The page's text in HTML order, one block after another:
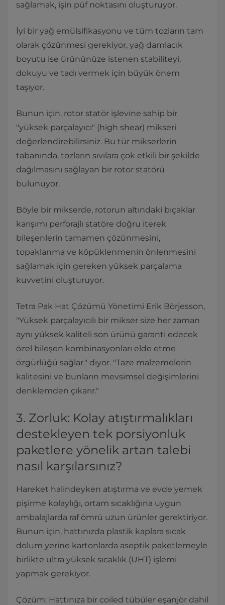
sağlamak, işin püf noktasını oluşturuyor.
İyi bir yağ emülsifikasyonu ve tüm tozların tam
olarak çözünmesi gerekiyor, yağ damlacık
boyutu ise ürününüze istenen stabiliteyi,
dokuyu ve tadı vermek için büyük önem
taşıyor.
Bunun için, rotor statör işlevine sahip bir
"yüksek parçalayıcı" (high shear) mikseri
değerlendirebilirsiniz. Bu tür mikserlerin
tabanında, tozların sıvılara çok etkili bir şekilde
dağılmasını sağlayan bir rotor statörü
bulunuyor.
Böyle bir mikserde, rotorun altındaki bıçaklar
karışımı perforajlı statöre doğru iterek
bileşenlerin tamamen çözünmesini,
topaklanma ve köpüklenmenin önlenmesini
sağlamak için gereken yüksek parçalama
kuvvetini oluşturuyor.
Tetra Pak Hat Çözümü Yönetimi Erik Börjesson,
"Yüksek parçalayıcılı bir mikser size her zaman
aynı yüksek kaliteli son ürünü garanti edecek
özel bileşen kombinasyonları elde etme
özgürlüğü sağlar." diyor. "Taze malzemelerin
kalitesini ve bunların mevsimsel değişimlerini
denklemden çıkarır."
3. Zorluk: Kolay atıştırmalıkları
destekleyen tek porsiyonluk
paketlere yönelik artan talebi
nasıl karşılarsınız?
Hareket halindeyken atıştırma ve evde yemek
pişirme kolaylığı, ortam sıcaklığına uygun
ambalajlarda raf ömrü uzun ürünler gerektiriyor.
Bunun için, hattınızda plastik kaplara sıcak
dolum yerine kartonlarda aseptik paketlemeyle
birlikte ultra yüksek sıcaklık (UHT) işlemi
yapmak gerekiyor.
Çözüm: Hattınıza bir coiled tübüler eşanjör dahil